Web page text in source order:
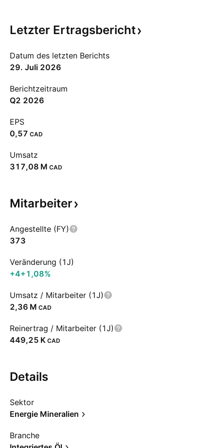
Letzter Ertragsbericht
Datum des letzten Berichts
29. Juli 2026
Berichtzeitraum
Q2 2026
EPS
0,57 CAD
Umsatz
‪317,08 M‬ CAD
Mitarbeiter
Angestellte (FY)
373
Veränderung (1J)
+4+1,08%
Umsatz / Mitarbeiter (1J)
‪2,36 M‬ CAD
Reinertrag / Mitarbeiter (1J)
‪449,25 K‬ CAD
Details
Sektor
Energie Mineralien
Branche